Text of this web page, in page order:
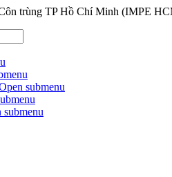
trùng TP Hồ Chí Minh (IMPE
submenu
submenu